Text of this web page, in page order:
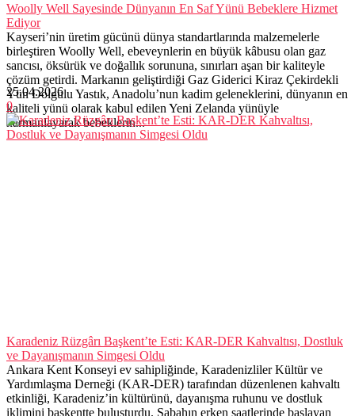
Woolly Well Sayesinde Dünyanın En Saf Yünü Bebeklere Hizmet
Ediyor
Kayseri’nin üretim gücünü dünya standartlarında malzemelerle
birleştiren Woolly Well, ebeveynlerin en büyük kâbusu olan gaz
sancısı, öksürük ve doğallık sorununa, sınırları aşan bir kaliteyle
çözüm getirdi. Markanın geliştirdiği Gaz Giderici Kiraz Çekirdekli
Yün Dolgulu Yastık, Anadolu’nun kadim geleneklerini, dünyanın en
kaliteli yünü olarak kabul edilen Yeni Zelanda yünüyle
harmanlayarak bebeklerin...
25.04.2026
0
Karadeniz Rüzgârı Başkent’te Esti: KAR-DER Kahvaltısı, Dostluk
ve Dayanışmanın Simgesi Oldu
Ankara Kent Konseyi ev sahipliğinde, Karadenizliler Kültür ve
Yardımlaşma Derneği (KAR-DER) tarafından düzenlenen kahvaltı
etkinliği, Karadeniz’in kültürünü, dayanışma ruhunu ve dostluk
iklimini başkentte buluşturdu. Sabahın erken saatlerinde başlayan